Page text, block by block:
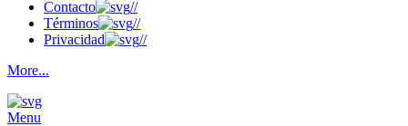
Contacto
//
Términos
//
Privacidad
//
More...
Menu